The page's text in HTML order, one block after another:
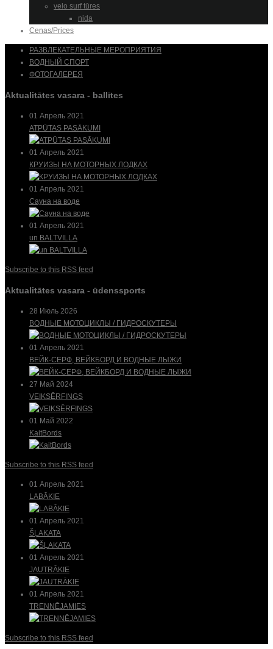
velo surf tūres
nida
Cenas/Prices
РАЗВЛЕКАТЕЛЬНЫЕ МЕРОПРИЯТИЯ
ВОДНЫЙ СПОРТ
ФОТОГАЛЕРЕЯ
Aktualitātes vasara - ballītes
01 Апрель 2021
ATPŪTAS PASĀKUMI
01 Апрель 2021
КРУИЗЫ НА МОТОРНЫХ ЛОДКАХ
01 Апрель 2021
Сауна на воде
01 Апрель 2021
un BALTVILLA
Subscribe to this RSS feed
Aktualitātes vasara - ūdenssports
28 Июль 2026
ВОДНЫЕ МОТОЦИКЛЫ / ГИДРОСКУТЕРЫ
01 Апрель 2021
ВЕЙК-СЕРФ, ВЕЙКБОРД И ВОДНЫЕ ЛЫЖИ
27 Май 2024
VEIKSĒRFINGS
01 Май 2022
KaitBords
Subscribe to this RSS feed
01 Апрель 2021
LABĀKIE
01 Апрель 2021
ŠĻAKATA
01 Апрель 2021
JAUTRĀKIE
01 Апрель 2021
TRENNĒJAMIES
Subscribe to this RSS feed